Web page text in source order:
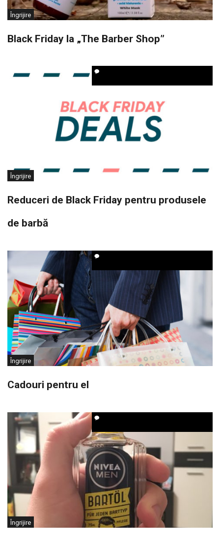
Îngrijire
Black Friday la „The Barber Shop”
Îngrijire
Reduceri de Black Friday pentru produsele
de barbă
Îngrijire
Cadouri pentru el
Îngrijire